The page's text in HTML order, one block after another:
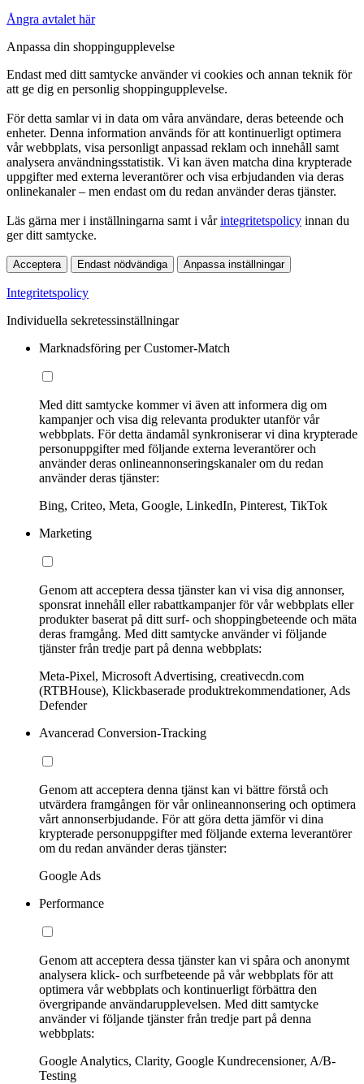
Ångra avtalet här
Anpassa din shoppingupplevelse
Endast med ditt samtycke använder vi cookies och annan teknik för
att ge dig en personlig shoppingupplevelse.
För detta samlar vi in data om våra användare, deras beteende och
enheter. Denna information används för att kontinuerligt optimera
vår webbplats, visa personligt anpassad reklam och innehåll samt
analysera användningsstatistik. Vi kan även matcha dina krypterade
uppgifter med externa leverantörer och visa erbjudanden via deras
onlinekanaler – men endast om du redan använder deras tjänster.
Läs gärna mer i inställningarna samt i vårintegritetspolicy innan du
ger ditt samtycke.
Acceptera Endast nödvändiga Anpassa inställningar
Integritetspolicy
Individuella sekretessinställningar
Marknadsföring per Customer-Match
Med ditt samtycke kommer vi även att informera dig om
kampanjer och visa dig relevanta produkter utanför vår
webbplats. För detta ändamål synkroniserar vi dina krypterade
personuppgifter med följande externa leverantörer och
använder deras onlineannonseringskanaler om du redan
använder deras tjänster:
Bing, Criteo, Meta, Google, LinkedIn, Pinterest, TikTok
Marketing
Genom att acceptera dessa tjänster kan vi visa dig annonser,
sponsrat innehåll eller rabattkampanjer för vår webbplats eller
produkter baserat på ditt surf- och shoppingbeteende och mäta
deras framgång. Med ditt samtycke använder vi följande
tjänster från tredje part på denna webbplats:
Meta-Pixel, Microsoft Advertising, creativecdn.com
(RTBHouse), Klickbaserade produktrekommendationer, Ads
Defender
Avancerad Conversion-Tracking
Genom att acceptera denna tjänst kan vi bättre förstå och
utvärdera framgången för vår onlineannonsering och optimera
vårt annonserbjudande. För att göra detta jämför vi dina
krypterade personuppgifter med följande externa leverantörer
om du redan använder deras tjänster:
Google Ads
Performance
Genom att acceptera dessa tjänster kan vi spåra och anonymt
analysera klick- och surfbeteende på vår webbplats för att
optimera vår webbplats och kontinuerligt förbättra den
övergripande användarupplevelsen. Med ditt samtycke
använder vi följande tjänster från tredje part på denna
webbplats:
Google Analytics, Clarity, Google Kundrecensioner, A/B-
Testing